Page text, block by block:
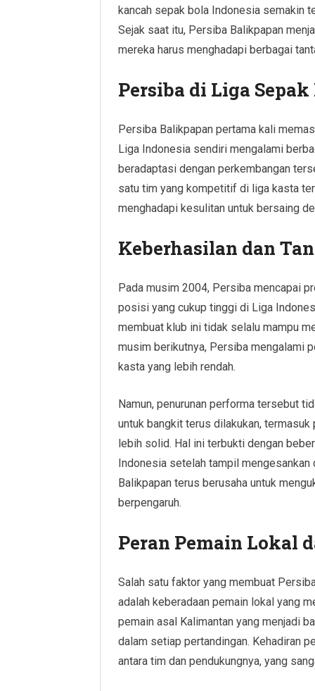
kancah sepak bola Indonesia semakin
Sejak saat itu, Persiba Balikpapan
mereka harus menghadapi berbagai
Persiba di Liga
Persiba Balikpapan pertama kali
Liga Indonesia sendiri mengalami
beradaptasi dengan perkembangan
satu tim yang kompetitif di liga kasta
menghadapi kesulitan untuk bersaing
Keberhasilan dan
Pada musim 2004, Persiba mencapai
posisi yang cukup tinggi di Liga
membuat klub ini tidak selalu mampu
musim berikutnya, Persiba mengalami
kasta yang lebih rendah.
Namun, penurunan performa tersebut
untuk bangkit terus dilakukan,
lebih solid. Hal ini terbukti dengan
Indonesia setelah tampil
Balikpapan terus berusaha untuk
berpengaruh.
Peran Pemain Lokal
Salah satu faktor yang membuat
adalah keberadaan pemain lokal yang
pemain asal Kalimantan yang menjadi
dalam setiap pertandingan. Kehadiran
antara tim dan pendukungnya, yang